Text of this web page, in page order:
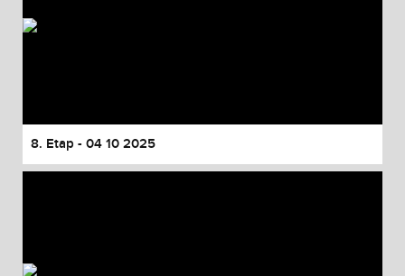
8. Etap - 04 10 2025